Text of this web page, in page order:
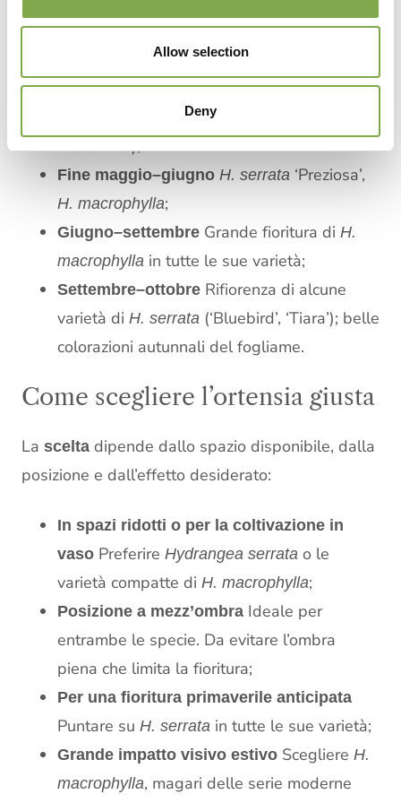
Allow selection
Deny
Aprile–maggioHydrangea serratae le sue
varietà precoci (‘Tiara’, ‘Bluebird’,
‘Kurohime’);
Fine maggio–giugno H. serrata ‘Preziosa’,
H. macrophylla;
Giugno–settembre Grande fioritura di H.
macrophylla in tutte le sue varietà;
Settembre–ottobre Rifiorenza di alcune
varietà di H. serrata (‘Bluebird’, ‘Tiara’); belle
colorazioni autunnali del fogliame.
Come scegliere l’ortensia giusta
La scelta dipende dallo spazio disponibile, dalla
posizione e dall’effetto desiderato:
In spazi ridotti o per la coltivazione in
vaso Preferire Hydrangea serrata o le
varietà compatte di H. macrophylla;
Posizione a mezz’ombra Ideale per
entrambe le specie. Da evitare l’ombra
piena che limita la fioritura;
Per una fioritura primaverile anticipata
Puntare su H. serrata in tutte le sue varietà;
Grande impatto visivo estivo Scegliere H.
macrophylla, magari delle serie moderne